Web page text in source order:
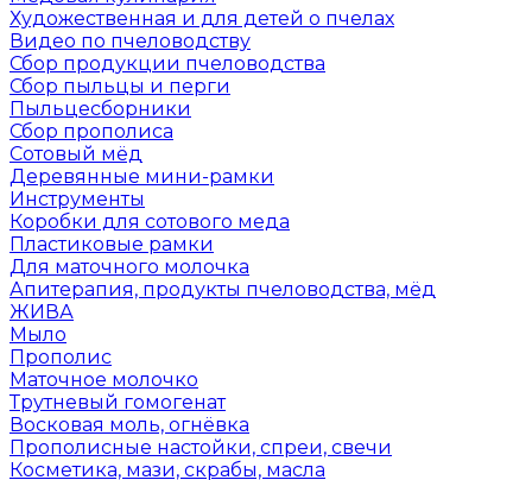
Художественная и для детей о пчелах
Видео по пчеловодству
Сбор продукции пчеловодства
Сбор пыльцы и перги
Пыльцесборники
Сбор прополиса
Сотовый мёд
Деревянные мини-рамки
Инструменты
Коробки для сотового меда
Пластиковые рамки
Для маточного молочка
Апитерапия, продукты пчеловодства, мёд
ЖИВА
Мыло
Прополис
Маточное молочко
Трутневый гомогенат
Восковая моль, огнёвка
Прополисные настойки, спреи, свечи
Косметика, мази, скрабы, масла